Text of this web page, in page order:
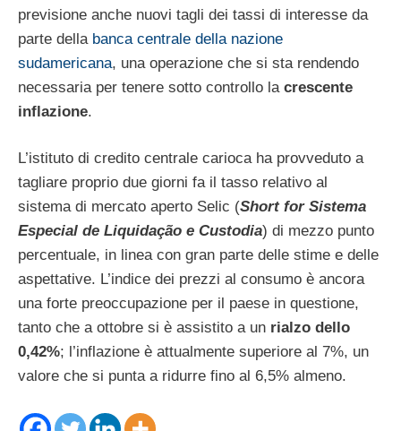
previsione anche nuovi tagli dei tassi di interesse da
parte della banca centrale della nazione
sudamericana, una operazione che si sta rendendo
necessaria per tenere sotto controllo la crescente
inflazione.
L’istituto di credito centrale carioca ha provveduto a
tagliare proprio due giorni fa il tasso relativo al
sistema di mercato aperto Selic (Short for Sistema
Especial de Liquidação e Custodia) di mezzo punto
percentuale, in linea con gran parte delle stime e delle
aspettative. L’indice dei prezzi al consumo è ancora
una forte preoccupazione per il paese in questione,
tanto che a ottobre si è assistito a un rialzo dello
0,42%; l’inflazione è attualmente superiore al 7%, un
valore che si punta a ridurre fino al 6,5% almeno.